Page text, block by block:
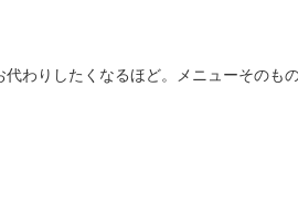
わりしたくなるほど。メニューそのも